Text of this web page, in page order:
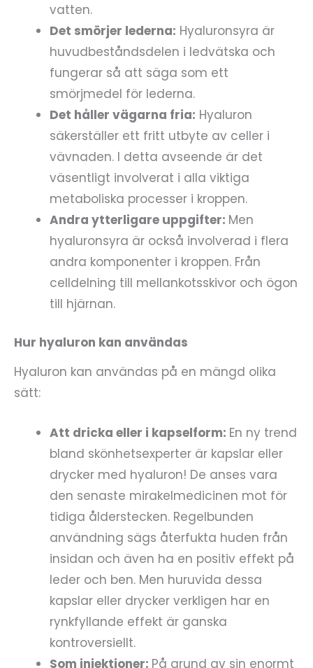
vatten.
Det smörjer lederna: Hyaluronsyra är
huvudbeståndsdelen i ledvätska och
fungerar så att säga som ett
smörjmedel för lederna.
Det håller vägarna fria: Hyaluron
säkerställer ett fritt utbyte av celler i
vävnaden. I detta avseende är det
väsentligt involverat i alla viktiga
metaboliska processer i kroppen.
Andra ytterligare uppgifter: Men
hyaluronsyra är också involverad i flera
andra komponenter i kroppen. Från
celldelning till mellankotsskivor och ögon
till hjärnan.
Hur hyaluron kan användas
Hyaluron kan användas på en mängd olika
sätt:
Att dricka eller i kapselform: En ny trend
bland skönhetsexperter är kapslar eller
drycker med hyaluron! De anses vara
den senaste mirakelmedicinen mot för
tidiga ålderstecken. Regelbunden
användning sägs återfukta huden från
insidan och även ha en positiv effekt på
leder och ben. Men huruvida dessa
kapslar eller drycker verkligen har en
rynkfyllande effekt är ganska
kontroversiellt.
Som injektioner: På grund av sin enormt